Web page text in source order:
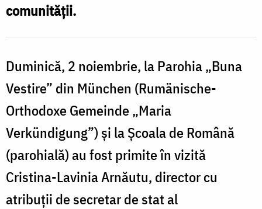
comunității.
Duminică, 2 noiembrie, la Parohia „Buna
Vestire” din München (Rumänische-
Orthodoxe Gemeinde „Maria
Verkündigung”) și la Școala de Română
(parohială) au fost primite în vizită
Cristina-Lavinia Arnăutu, director cu
atribuții de secretar de stat al